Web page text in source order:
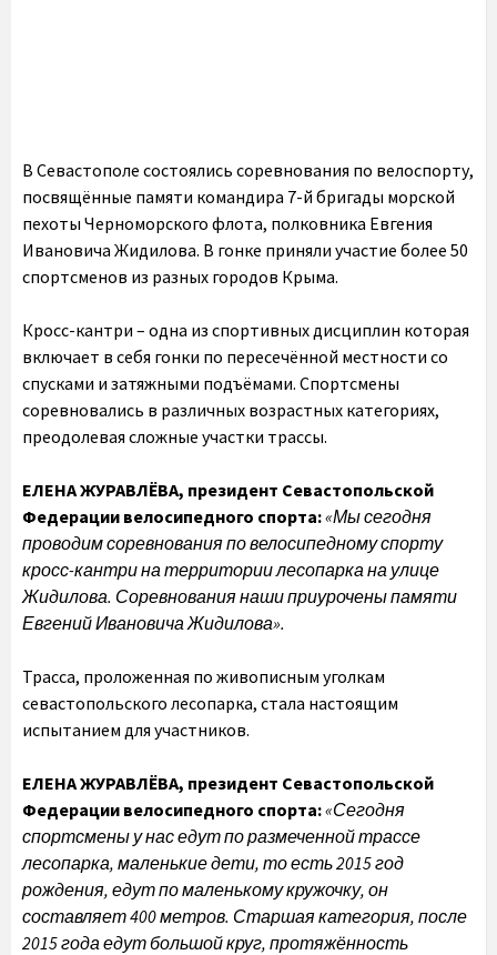
В Севастополе состоялись соревнования по велоспорту,
посвящённые памяти командира 7-й бригады морской
пехоты Черноморского флота, полковника Евгения
Ивановича Жидилова. В гонке приняли участие более 50
спортсменов из разных городов Крыма.
Кросс-кантри – одна из спортивных дисциплин которая
включает в себя гонки по пересечённой местности со
спусками и затяжными подъёмами. Спортсмены
соревновались в различных возрастных категориях,
преодолевая сложные участки трассы.
ЕЛЕНА ЖУРАВЛЁВА, президент Севастопольской
Федерации велосипедного спорта:«Мы сегодня
проводим соревнования по велосипедному спорту
кросс-кантри на территории лесопарка на улице
Жидилова. Соревнования наши приурочены памяти
Евгений Ивановича Жидилова».
Трасса, проложенная по живописным уголкам
севастопольского лесопарка, стала настоящим
испытанием для участников.
ЕЛЕНА ЖУРАВЛЁВА, президент Севастопольской
Федерации велосипедного спорта:«Сегодня
спортсмены у нас едут по размеченной трассе
лесопарка, маленькие дети, то есть 2015 год
рождения, едут по маленькому кружочку, он
составляет 400 метров. Старшая категория, после
2015 года едут большой круг, протяжённость